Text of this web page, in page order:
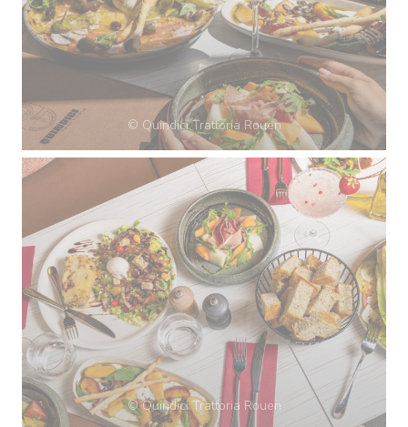
© Quindici Trattoria Rouen
© Quindici Trattoria Rouen